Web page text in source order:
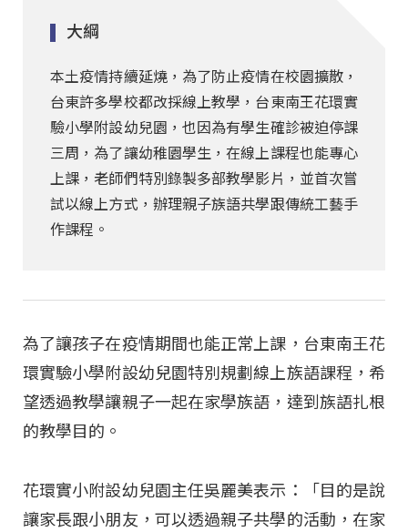
大綱
本土疫情持續延燒，為了防止疫情在校園擴散，
台東許多學校都改採線上教學，台東南王花環實
驗小學附設幼兒園，也因為有學生確診被迫停課
三周，為了讓幼稚園學生，在線上課程也能專心
上課，老師們特別錄製多部教學影片，並首次嘗
試以線上方式，辦理親子族語共學跟傳統工藝手
作課程。
為了讓孩子在疫情期間也能正常上課，台東南王花
環實驗小學附設幼兒園特別規劃線上族語課程，希
望透過教學讓親子一起在家學族語，達到族語扎根
的教學目的。
花環實小附設幼兒園主任吳麗美表示：「目的是說
讓家長跟小朋友，可以透過親子共學的活動，在家